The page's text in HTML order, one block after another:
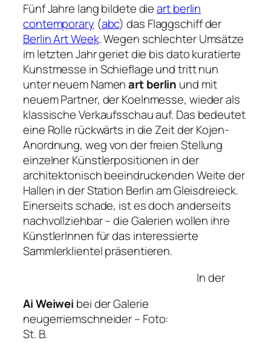
Fünf Jahre lang bildete dieart berlin
contemporary (abc) das Flaggschiff der
Berlin Art Week. Wegen schlechter Umsätze
im letzten Jahr geriet die bis dato kuratierte
Kunstmesse in Schieflage und tritt nun
unter neuem Namenart berlin und mit
neuem Partner, der Koelnmesse, wieder als
klassische Verkaufsschau auf. Das bedeutet
eine Rolle rückwärts in die Zeit der Kojen-
Anordnung, weg von der freien Stellung
einzelner Künstlerpositionen in der
architektonisch beeindruckenden Weite der
Hallen in der Station Berlin am Gleisdreieck.
Einerseits schade, ist es doch anderseits
nachvollziehbar – die Galerien wollen ihre
KünstlerInnen für das interessierte
Sammlerklientel präsentieren.
Ai Weiwei bei der Galerie
neugerriemschneider – Foto:
St. B.
In der